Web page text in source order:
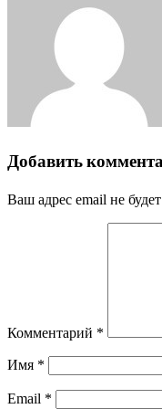
Добавить
Ваш адрес email не
Комментарий *
Имя *
Email *